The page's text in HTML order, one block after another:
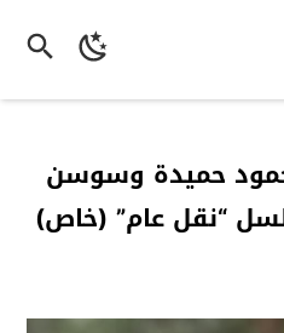
حميدة وسوسن
“نقل عام” (خاص)